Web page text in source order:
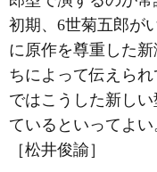
初期、6世菊五郎が
に原作を尊重した
ちによって伝えら
ではこうした新し
ているといってよい
［松井俊諭］